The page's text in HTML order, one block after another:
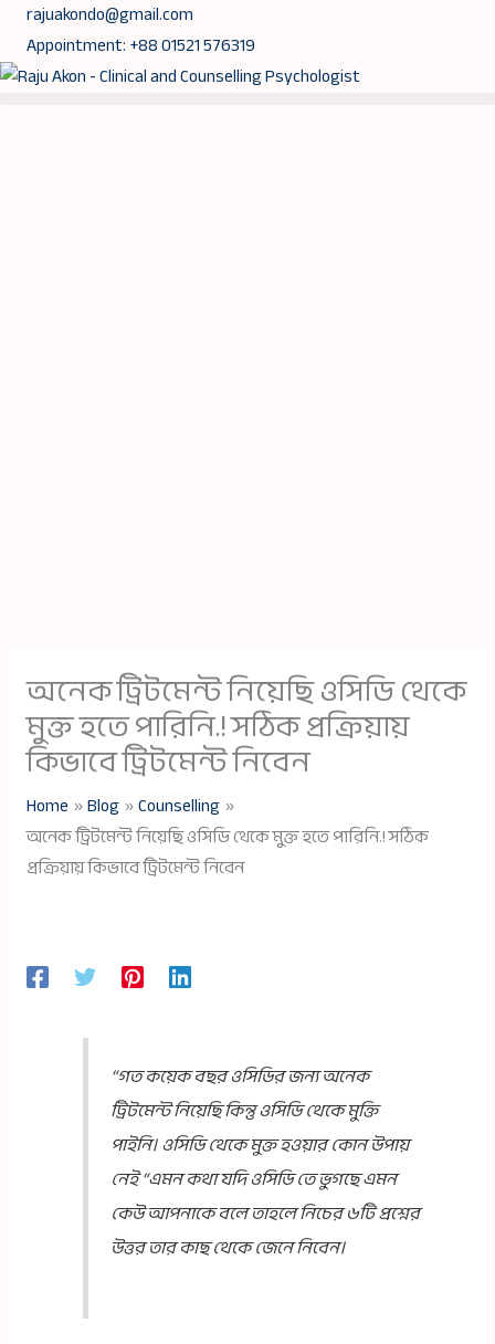
Skip
content
rajuakondo@gmail.com
Appointment: +88 01521 576319
অনেক ট্রিটমেন্ট নিয়েছি ওসিডি থেকে
মুক্ত হতে পারিনি.! সঠিক প্রক্রিয়ায়
কিভাবে ট্রিটমেন্ট নিবেন
Home Blog
Counselling
অনেক ট্রিটমেন্ট নিয়েছি ওসিডি থেকে মুক্ত হতে পারিনি.! সঠিক
প্রক্রিয়ায় কিভাবে ট্রিটমেন্ট নিবেন
“গত কয়েক বছর ওসিডির জন্য অনেক
ট্রিটমেন্ট নিয়েছি কিন্তু ওসিডি থেকে মুক্তি
পাইনি। ওসিডি থেকে মুক্ত হওয়ার কোন উপায়
নেই “এমন কথা যদি ওসিডি তে ভুগছে এমন
কেউ আপনাকে বলে তাহলে নিচের ৬টি প্রশ্নের
উত্তর তার কাছ থেকে জেনে নিবেন।